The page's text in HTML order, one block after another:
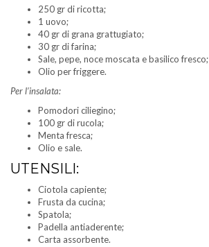
250 gr di ricotta;
1 uovo;
40 gr di grana grattugiato;
30 gr di farina;
Sale, pepe, noce moscata e basilico fresco;
Olio per friggere.
Per l’insalata:
Pomodori ciliegino;
100 gr di rucola;
Menta fresca;
Olio e sale.
UTENSILI:
Ciotola capiente;
Frusta da cucina;
Spatola;
Padella antiaderente;
Carta assorbente.